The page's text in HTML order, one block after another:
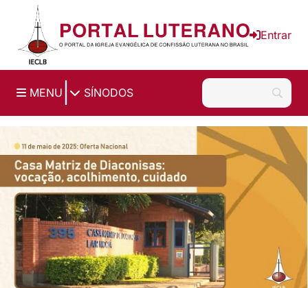
Ir para o conteúdo principal
Entrar
MENU SÍNODOS